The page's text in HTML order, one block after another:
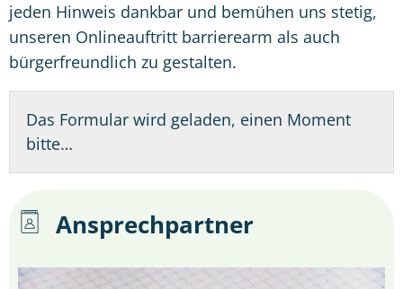
jeden Hinweis dankbar und bemühen uns stetig,
unseren Onlineauftritt barrierearm als auch
bürgerfreundlich zu gestalten.
Das Formular wird geladen, einen Moment
bitte…
Ansprechpartner